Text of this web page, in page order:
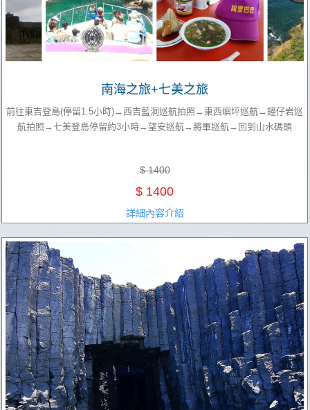
南海之旅+七美之旅
前往東吉登島(停留1.5小時)→西吉藍洞巡航拍照→東西嶼坪巡航→鐘仔岩巡
航拍照→七美登島停留約3小時→望安巡航→將軍巡航→回到山水碼頭
$ 1400
$ 1400
詳細內容介紹